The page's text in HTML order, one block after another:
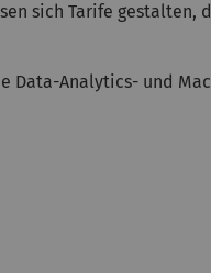
sich Tarife gestalten,
Data-Analytics- und